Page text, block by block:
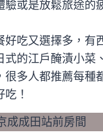
驗或是放鬆旅途的
好吃又選擇多，有
式的江戶醃漬小菜
很多人都推薦每種
！